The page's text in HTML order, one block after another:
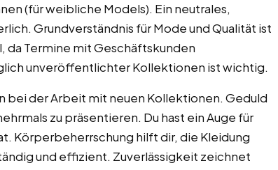
(für weibliche Models). Ein neutrales,
Grundverständnis für Mode und Qualität ist
da Termine mit Geschäftskunden
unveröffentlichter Kollektionen ist wichtig.
bei der Arbeit mit neuen Kollektionen. Geduld
zu präsentieren. Du hast ein Auge für
Körperbeherrschung hilft dir, die Kleidung
und effizient. Zuverlässigkeit zeichnet